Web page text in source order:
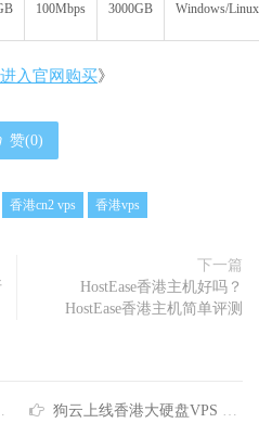
100Mbps 3000GB Windows/Linux
入官网购买》
赞(0)
香港cn2 vps 香港vps
下一篇
HostEase香港主机好吗？
HostEase香港主机简单评测
狗云上线香港大硬盘VPS 低至40元月 国际线路/原生IP/高达2TB磁盘